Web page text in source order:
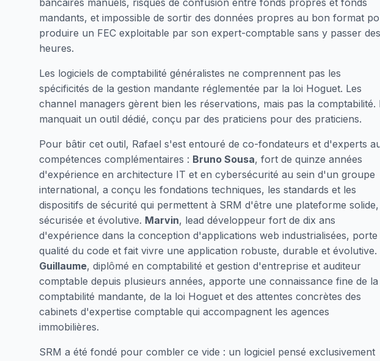
bancaires manuels, risques de confusion entre fonds propres et fonds
mandants, et impossible de sortir des données propres au bon format
produire un FEC exploitable par son expert-comptable sans y passer des
heures.
Les logiciels de comptabilité généralistes ne comprennent pas les
spécificités de la gestion mandante réglementée par la loi Hoguet. Les
channel managers gèrent bien les réservations, mais pas la comptabilité.
manquait un outil dédié, conçu par des praticiens pour des praticiens.
Pour bâtir cet outil, Rafael s'est entouré de co-fondateurs et d'experts
compétences complémentaires : Bruno Sousa, fort de quinze années
d'expérience en architecture IT et en cybersécurité au sein d'un groupe
international, a conçu les fondations techniques, les standards et les
dispositifs de sécurité qui permettent à SRM d'être une plateforme solide,
sécurisée et évolutive. Marvin, lead développeur fort de dix ans
d'expérience dans la conception d'applications web industrialisées, porte
qualité du code et fait vivre une application robuste, durable et évolutive.
Guillaume, diplômé en comptabilité et gestion d'entreprise et auditeur
comptable depuis plusieurs années, apporte une connaissance fine de la
comptabilité mandante, de la loi Hoguet et des attentes concrètes des
cabinets d'expertise comptable qui accompagnent les agences
immobilières.
SRM a été fondé pour combler ce vide : un logiciel pensé exclusivement